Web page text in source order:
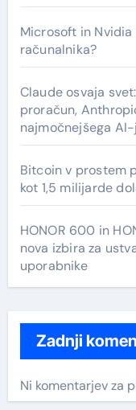
Microsoft in
računalnika?
Claude osvaja
proračun,
najmočnejšega
Bitcoin v prostem
kot 1,5 milijarde
HONOR 600 in
nova izbira za
uporabnike
Zadnji
Ni komentarjev za